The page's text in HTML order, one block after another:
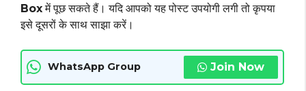
Boxमें पूछ सकते हैं। यदि आपको यह पोस्ट उपयोगी लगी तो कृपया
इसे दूसरों के साथ साझा करें।
WhatsApp Group Join Now